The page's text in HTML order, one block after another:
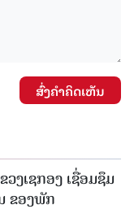
ສົ່ງຄໍາຄິດເຫັນ
ວງເຊກອງ ເຊື່ອມຊຶມ
ຂອງພັກ